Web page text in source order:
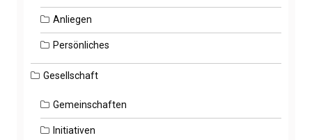
Anliegen
Persönliches
Gesellschaft
Gemeinschaften
Initiativen